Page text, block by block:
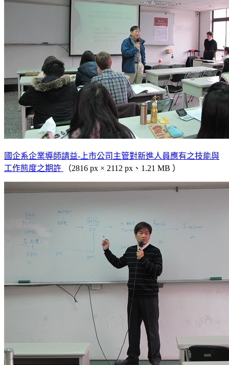
國企系企業導師請益-上市公司主管對新進人員應有之技能與
工作態度之期許
（2816 px × 2112 px、1.21 MB ）